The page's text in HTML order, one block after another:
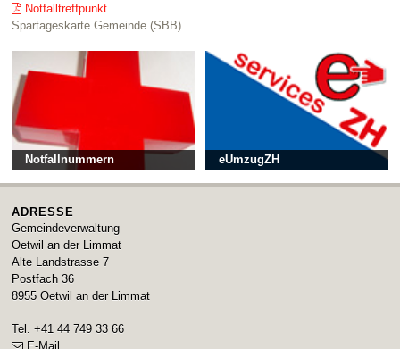
Notfalltreffpunkt
Spartageskarte Gemeinde (SBB)
Notfallnummern eUmzugZH
ADRESSE
Gemeindeverwaltung
Oetwil an der Limmat
Alte Landstrasse 7
Postfach 36
8955 Oetwil an der Limmat
Tel.+41 44 749 33 66
E-Mail